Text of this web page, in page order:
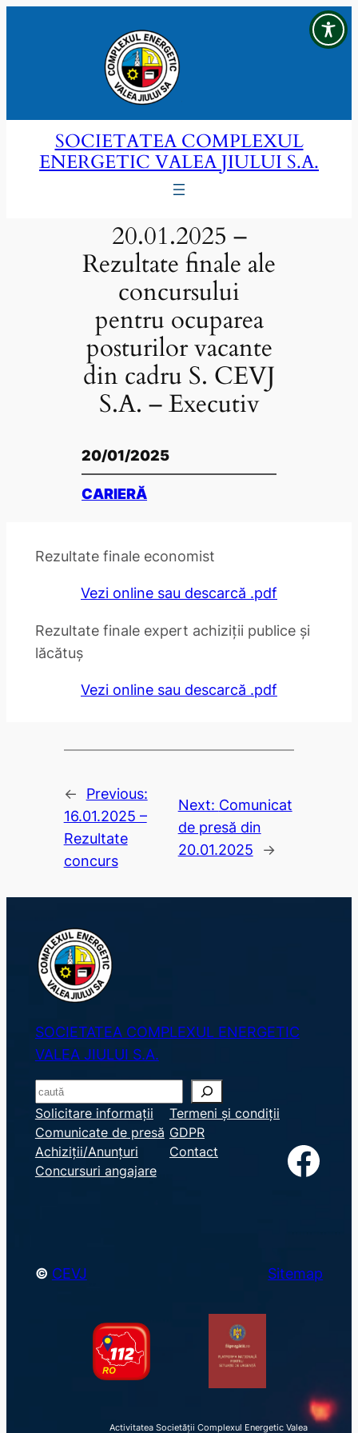
SOCIETATEA COMPLEXUL
ENERGETIC VALEA JIULUI S.A.
20.01.2025 –
Rezultate finale ale
concursului
pentru ocuparea
posturilor vacante
din cadru S. CEVJ
S.A. – Executiv
20/01/2025
CARIERĂ
Rezultate finale economist
Vezi online sau descarcă .pdf
Rezultate finale expert achiziții publice și
lăcătuș
Vezi online sau descarcă .pdf
←
Previous:
16.01.2025 –
Rezultate
concurs
Next: Comunicat
de presă din
20.01.2025
→
SOCIETATEA COMPLEXUL ENERGETIC
VALEA JIULUI S.A.
S
e
a
r
c
Solicitare informații
Comunicate de presă
Achiziții/Anunțuri
Concursuri angajare
Termeni și condiții
GDPR
Contact
Facebook
© CEVJ Sitemap
Activitatea Societății Complexul Energetic Valea